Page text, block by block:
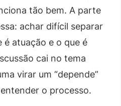
tão bem. A parte
achar difícil separar
é atuação e o que é
cai no tema
virar um “depende”
o processo.